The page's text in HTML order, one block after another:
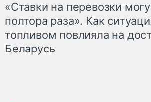
«Ставки на перевозки
полтора раза». Как
топливом повлияла на
Беларусь